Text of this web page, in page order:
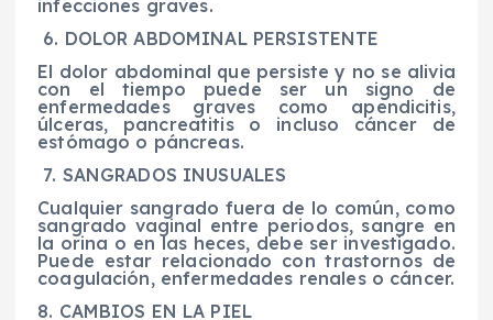
infecciones graves.
6. DOLOR ABDOMINAL PERSISTENTE
El dolor abdominal que persiste y no se alivia
con el tiempo puede ser un signo de
enfermedades graves como apendicitis,
úlceras, pancreatitis o incluso cáncer de
estómago o páncreas.
7. SANGRADOS INUSUALES
Cualquier sangrado fuera de lo común, como
sangrado vaginal entre periodos, sangre en
la orina o en las heces, debe ser investigado.
Puede estar relacionado con trastornos de
coagulación, enfermedades renales o cáncer.
8. CAMBIOS EN LA PIEL